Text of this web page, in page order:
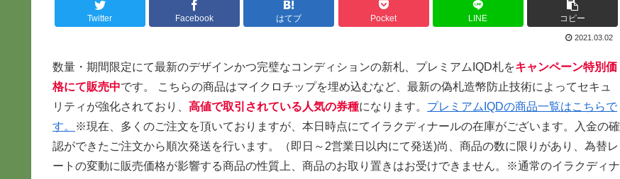
Twitter Facebook はてブ Pocket LINE コピー
2021.03.02
数量・期間限定にて最新のデザインかつ完璧なコンディションの新札、プレミアムIQD札をキャンペーン特別価
格にて販売中です。 こちらの商品はマイクロチップを埋め込むなど、最新の偽札造幣防止技術によってセキュ
リティが強化されており、 高値で取引されている人気の券種になります。 プレミアムIQDの商品一覧はこちらで
す。
※現在、多くのご注文を頂いておりますが、本日時点にてイラクディナールの在庫がございます。入金の確
認ができたご注文から順次発送を行います。（即日～2営業日以内にて発送)尚、商品の数に限りがあり、為替レ
ートの変動に販売価格が影響する商品の性質上、商品のお取り置きはお受けできません。※通常のイラクディナ